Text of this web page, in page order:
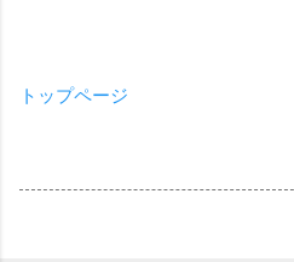
トップページ